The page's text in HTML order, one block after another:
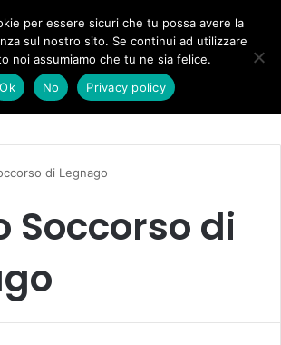
Donà nella segreteria regionale
di Legnago
Soccorso di
per essere sicuri che tu possa avere la
sul nostro sito. Se continui ad utilizzare
noi assumiamo che tu ne sia felice.
Ok
No Privacy policy